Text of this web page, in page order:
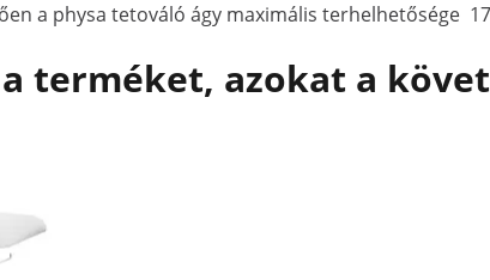
a physa tetováló ágy maximális terhelhetősége
terméket, azokat a